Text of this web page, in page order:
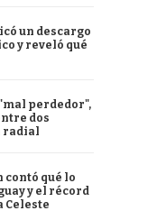
un descargo
y reveló qué
perdedor",
dos
radial
contó qué lo
y el récord
Celeste